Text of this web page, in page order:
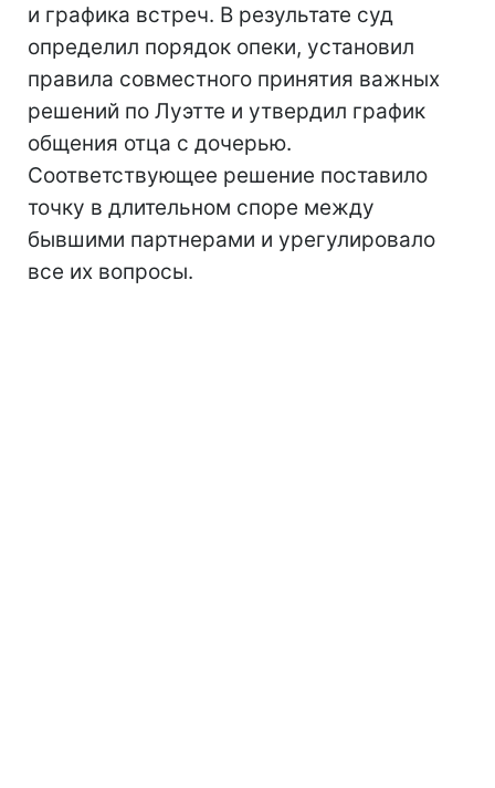
и графика встреч. В результате суд
определил порядок опеки, установил
правила совместного принятия важных
решений по Луэтте и утвердил график
общения отца с дочерью.
Соответствующее решение поставило
точку в длительном споре между
бывшими партнерами и урегулировало
все их вопросы.